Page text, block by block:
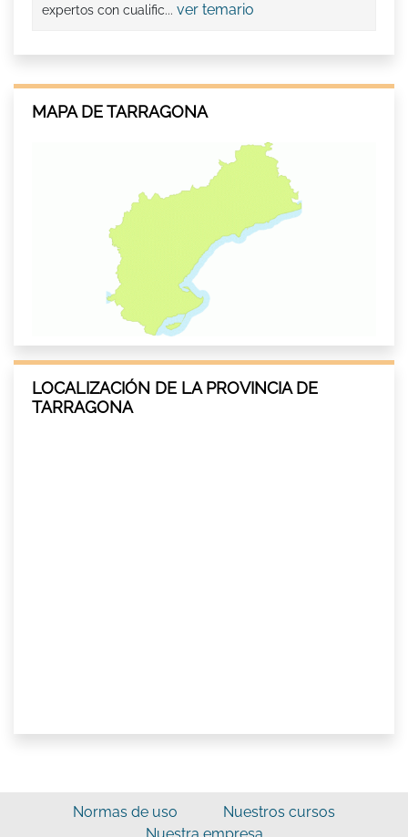
expertos con cualific... ver temario
MAPA DE TARRAGONA
LOCALIZACIÓN DE LA PROVINCIA DE
TARRAGONA
Normas de uso
Nuestros cursos
Nuestra empresa